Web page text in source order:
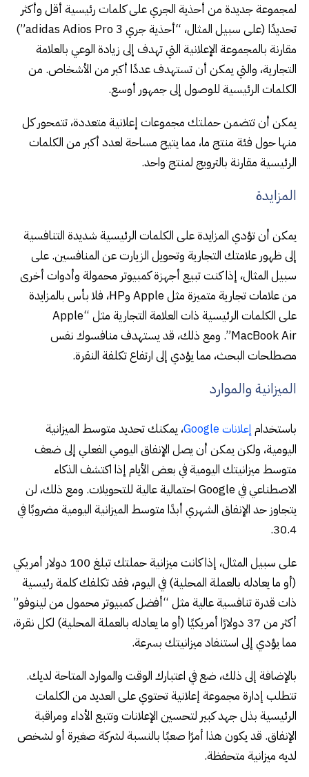
لمجموعة جديدة من أحذية الجري على كلمات رئيسية أقل وأكثر
تحديدًا (على سبيل المثال، “أحذية جري adidas Adios Pro 3”)
مقارنة بالمجموعة الإعلانية التي تهدف إلى زيادة الوعي بالعلامة
التجارية، والتي يمكن أن تستهدف عددًا أكبر من الأشخاص. من
الكلمات الرئيسية للوصول إلى جمهور أوسع.
يمكن أن تتضمن حملتك مجموعات إعلانية متعددة، تتمحور كل
منها حول فئة منتج ما، مما يتيح مساحة لعدد أكبر من الكلمات
الرئيسية مقارنة بالترويج لمنتج واحد.
المزايدة
يمكن أن تؤدي المزايدة على الكلمات الرئيسية شديدة التنافسية
إلى ظهور علامتك التجارية وتحويل الزيارت عن المنافسين. على
سبيل المثال، إذا كنت تبيع أجهزة كمبيوتر محمولة وأدوات أخرى
من علامات تجارية متميزة مثل Apple وHP، فلا بأس بالمزايدة
على الكلمات الرئيسية ذات العلامة التجارية مثل “Apple
MacBook Air”. ومع ذلك، قد يستهدف منافسوك نفس
مصطلحات البحث، مما يؤدي إلى ارتفاع تكلفة النقرة.
الميزانية والموارد
باستخدام إعلانات Google
، يمكنك تحديد متوسط ​​الميزانية
اليومية، ولكن يمكن أن يصل الإنفاق اليومي الفعلي إلى ضعف
متوسط ​​ميزانيتك اليومية في بعض الأيام إذا اكتشف الذكاء
الاصطناعي في Google احتمالية عالية للتحويلات. ومع ذلك، لن
يتجاوز حد الإنفاق الشهري أبدًا متوسط ​​الميزانية اليومية مضروبًا في
30.4.
على سبيل المثال، إذا كانت ميزانية حملتك تبلغ 100 دولار أمريكي
(أو ما يعادله بالعملة المحلية) في اليوم، فقد تكلفك كلمة رئيسية
ذات قدرة تنافسية عالية مثل “أفضل كمبيوتر محمول من لينوفو”
أكثر من 37 دولارًا أمريكيًا (أو ما يعادله بالعملة المحلية) لكل نقرة،
مما يؤدي إلى استنفاد ميزانيتك بسرعة.
بالإضافة إلى ذلك، ضع في اعتبارك الوقت والموارد المتاحة لديك.
تتطلب إدارة مجموعة إعلانية تحتوي على العديد من الكلمات
الرئيسية بذل جهد كبير لتحسين الإعلانات وتتبع الأداء ومراقبة
الإنفاق. قد يكون هذا أمرًا صعبًا بالنسبة لشركة صغيرة أو لشخص
لديه ميزانية متحفظة.